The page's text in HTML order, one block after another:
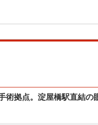
術拠点。淀屋橋駅直結の